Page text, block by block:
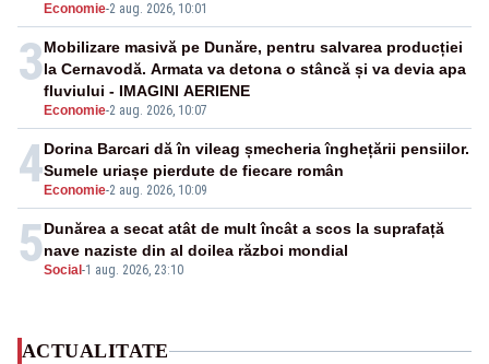
Economie-2 aug. 2026, 10:01
3
Economie-2 aug. 2026, 10:07
Mobilizare masivă pe Dunăre, pentru salvarea producției
la Cernavodă. Armata va detona o stâncă și va devia apa
fluviului - IMAGINI AERIENE
4 Economie-2 aug. 2026, 10:09
Dorina Barcari dă în vileag șmecheria înghețării pensiilor.
Sumele uriașe pierdute de fiecare român
5Social -1 aug. 2026, 23:10
Dunărea a secat atât de mult încât a scos la suprafață
nave naziste din al doilea război mondial
ACTUALITATE